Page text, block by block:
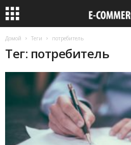
Домой Теги потребитель
Тег: потребитель